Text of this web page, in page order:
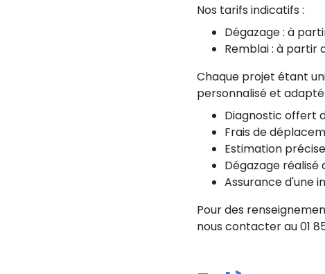
Nos tarifs indicatifs :
Dégazage : à
Remblai : à partir
Chaque projet étant
personnalisé et adapté
Diagnostic offert
Frais de
Estimation
Dégazage réalisé
Assurance d'une
Pour des
nous contacter au 01